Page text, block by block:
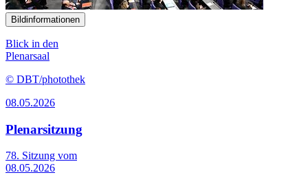
Bildinformationen
Blick in den
Plenarsaal
© DBT/photothek
08.05.2026
Plenarsitzung
78. Sitzung vom
08.05.2026